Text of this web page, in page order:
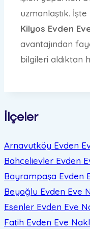
uzmanlaştık.
Kilyos Evden
avantajından
bilgileri aldıktan
İlçeler
Arnavutköy Evden
Bahçelievler Evden
Bayrampaşa Evden
Beyoğlu Evden Eve
Esenler Evden Eve
Fatih Evden Eve